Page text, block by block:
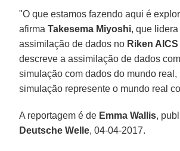
"O que estamos fazendo aqui é
afirmaTakesema Miyoshi, que
assimilação de dados no Riken AICS
descreve a assimilação de dados
simulação com dados do mundo real,
simulação represente o mundo real
A reportagem é de Emma Wallis,
Deutsche Welle, 04-04-2017.